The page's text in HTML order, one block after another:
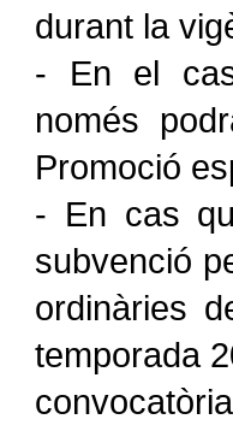
durant la
- En el cas
només
Promoció
- En cas
subvenció
ordinàries
temporada